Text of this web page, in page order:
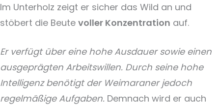
Im Unterholz zeigt er sicher das Wild an und
stöbert die Beute voller Konzentration auf.
Er verfügt über eine hohe Ausdauer sowie einen
ausgeprägten Arbeitswillen. Durch seine hohe
Intelligenz benötigt der Weimaraner jedoch
regelmäßige Aufgaben. Demnach wird er auch